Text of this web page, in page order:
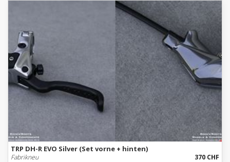
TRP DH-R EVO Silver (Set vorne + hinten)
Fabrikneu 370 CHF